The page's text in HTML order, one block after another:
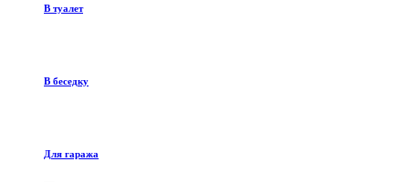
В туалет
В беседку
Для гаража